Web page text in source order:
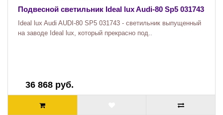
Подвесной светильник Ideal lux Audi-80 Sp5 031743
Ideal lux Audi AUDI-80 SP5 031743 - светильник выпущенный
на заводе Ideal lux, который прекрасно под..
36 868 руб.